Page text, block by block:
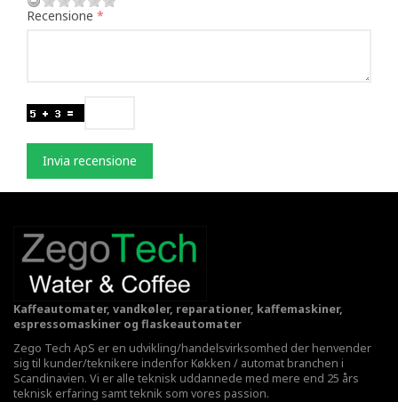
Recensione
Invia recensione
Kaffeautomater, vandkøler, reparationer, kaffemaskiner,
espressomaskiner og flaskeautomater
Zego Tech ApS er en udvikling/handelsvirksomhed der henvender
sig til kunder/teknikere indenfor Køkken / automat branchen i
Scandinavien. Vi er alle teknisk uddannede med mere end 25 års
teknisk erfaring samt teknik som vores passion.